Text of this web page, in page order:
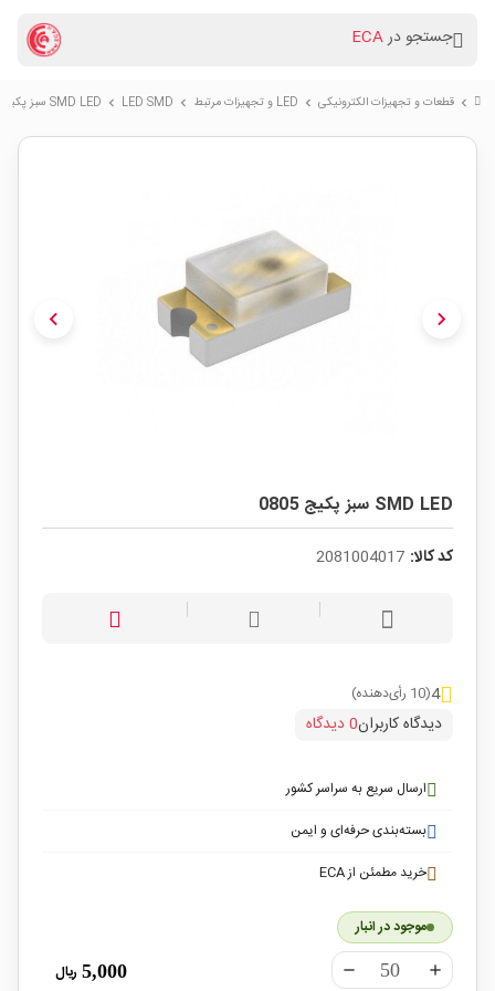
جستجو درECA
chevron_right قطعات و تجهیزات الکترونیکی chevron_right LED و تجهیزات مرتبط chevron_right
LED SMD
chevron_right SMD LED سبز پکیج 0805
chevron_left chevron_right
SMD LED سبز پکیج 0805
کد کالا: 2081004017
4(10 رأی‌دهنده)
دیدگاه کاربران0 دیدگاه
ارسال سریع به سراسر کشور
بسته‌بندی حرفه‌ای و ایمن
خرید مطمئن از ECA
موجود در انبار
remove add
5,000 ریال